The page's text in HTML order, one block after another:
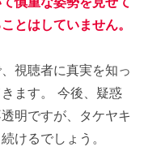
とはしていません。
視聴者に真実を知っ
ます​。 今後、疑惑
明ですが、タケヤキ
けるでしょう。